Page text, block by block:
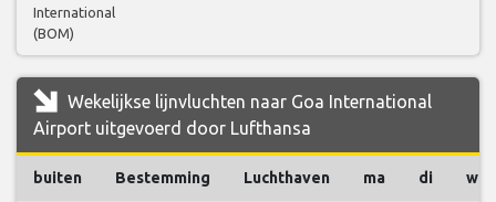
International
(BOM)
Wekelijkse lijnvluchten naar Goa International
Airport uitgevoerd door Lufthansa
buiten Bestemming Luchthaven ma di wo